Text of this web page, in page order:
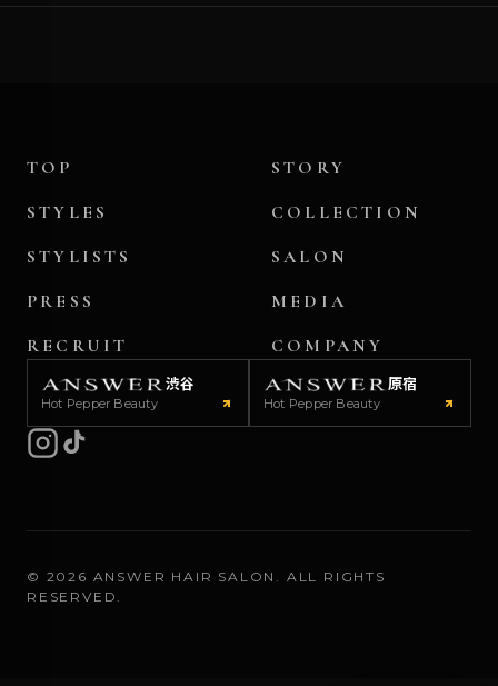
TOP
STORY
STYLES
COLLECTION
STYLISTS
SALON
PRESS
MEDIA
RECRUIT
COMPANY
渋谷
Hot Pepper Beauty
原宿
Hot Pepper Beauty
© 2026 ANSWER HAIR SALON. ALL RIGHTS
RESERVED.